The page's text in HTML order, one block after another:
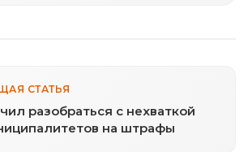
СТАТЬЯ
разобраться с нехваткой
на штрафы